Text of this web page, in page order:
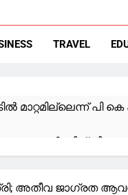
TRAVEL
മാറ്റമില്ലെന്ന് പി
സമന്‍സിന്
അതീവ ജാഗ്രത